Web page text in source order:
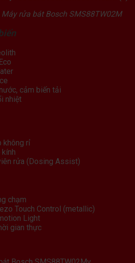
rửa bát Bosch SMS88TW02M
cảm biến tải
nhiệt
không rỉ
kính
rửa (Dosing Assist)
chạm
Touch Control (metallic)
Light
gian thực